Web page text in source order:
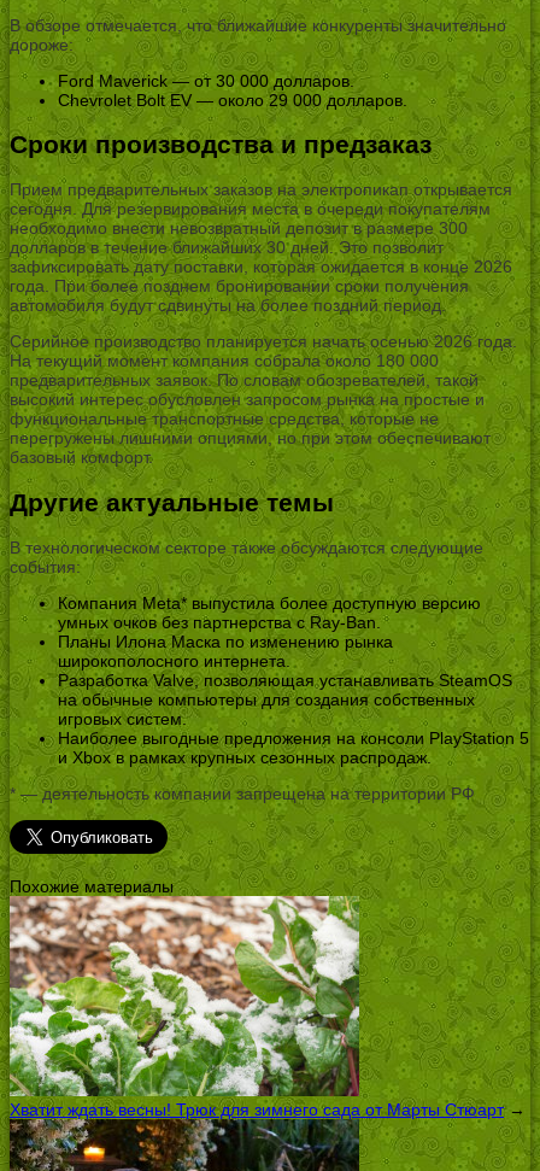
В обзоре отмечается, что ближайшие конкуренты значительно
дороже:
Ford Maverick — от 30 000 долларов.
Chevrolet Bolt EV — около 29 000 долларов.
Сроки производства и предзаказ
Прием предварительных заказов на электропикап открывается
сегодня. Для резервирования места в очереди покупателям
необходимо внести невозвратный депозит в размере 300
долларов в течение ближайших 30 дней. Это позволит
зафиксировать дату поставки, которая ожидается в конце 2026
года. При более позднем бронировании сроки получения
автомобиля будут сдвинуты на более поздний период.
Серийное производство планируется начать осенью 2026 года.
На текущий момент компания собрала около 180 000
предварительных заявок. По словам обозревателей, такой
высокий интерес обусловлен запросом рынка на простые и
функциональные транспортные средства, которые не
перегружены лишними опциями, но при этом обеспечивают
базовый комфорт.
Другие актуальные темы
В технологическом секторе также обсуждаются следующие
события:
Компания Meta* выпустила более доступную версию
умных очков без партнерства с Ray-Ban.
Планы Илона Маска по изменению рынка
широкополосного интернета.
Разработка Valve, позволяющая устанавливать SteamOS
на обычные компьютеры для создания собственных
игровых систем.
Наиболее выгодные предложения на консоли PlayStation 5
и Xbox в рамках крупных сезонных распродаж.
* — деятельность компании запрещена на территории РФ
Похожие материалы
Хватит ждать весны! Трюк для зимнего сада от Марты Стюарт→